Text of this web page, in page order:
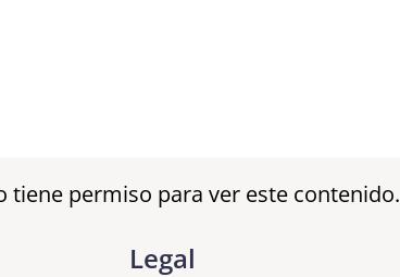
tiene permiso para ver este contenido.
Legal